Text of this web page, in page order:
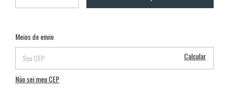
Entregas para o CEP:
Meios de envio
Calcular
Não sei meu CEP